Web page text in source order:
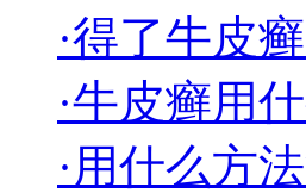
·得了牛皮
·牛皮癣用
·用什么方